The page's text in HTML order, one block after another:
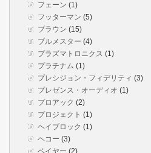
フェーン (1)
フッターマン (5)
ブラウン (15)
ブルメスター (4)
プラズマトロニクス (1)
プラチナム (1)
プレシジョン・フィデリティ (3)
プレゼンス・オーディオ (1)
プロアック (2)
プロジェクト (1)
ヘイブロック (1)
ヘコー (3)
ベイヤー (2)